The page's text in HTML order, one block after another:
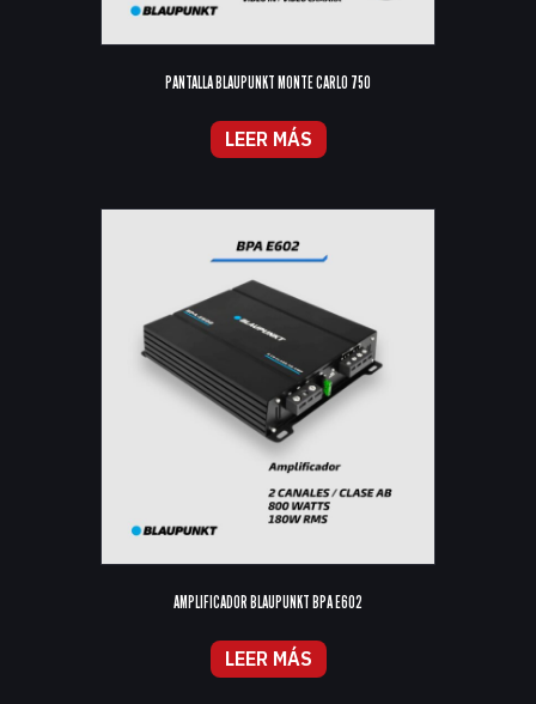
PANTALLA BLAUPUNKT MONTE CARLO 750
LEER MÁS
AMPLIFICADOR BLAUPUNKT BPA E602
LEER MÁS